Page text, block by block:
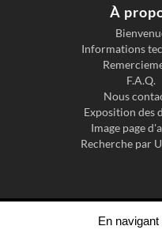
À
Informations
F.A.Q.
Nous
Exposition des
Image page
Recherche par
En